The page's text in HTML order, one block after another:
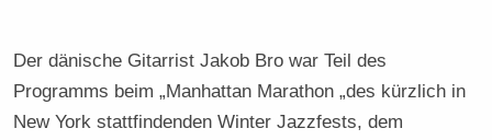
Der dänische Gitarrist Jakob Bro war Teil des
Programms beim „Manhattan Marathon „des kürzlich in
New York stattfindenden Winter Jazzfests, dem